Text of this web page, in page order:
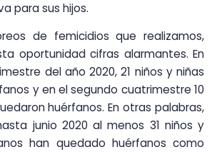
para sus hijos.
de femicidios que realizamos,
oportunidad cifras alarmantes. En
del año 2020, 21 niños y niñas
y en el segundo cuatrimestre 10
huérfanos. En otras palabras,
junio 2020 al menos 31 niños y
han quedado huérfanos como